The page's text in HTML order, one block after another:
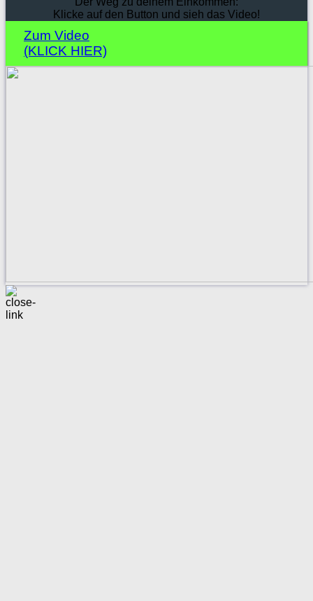
Klicke auf den Button und sieh das Video!
Zum Video
(KLICK HIER)